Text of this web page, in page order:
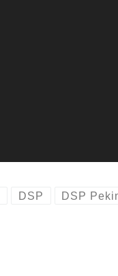
DSP DSP